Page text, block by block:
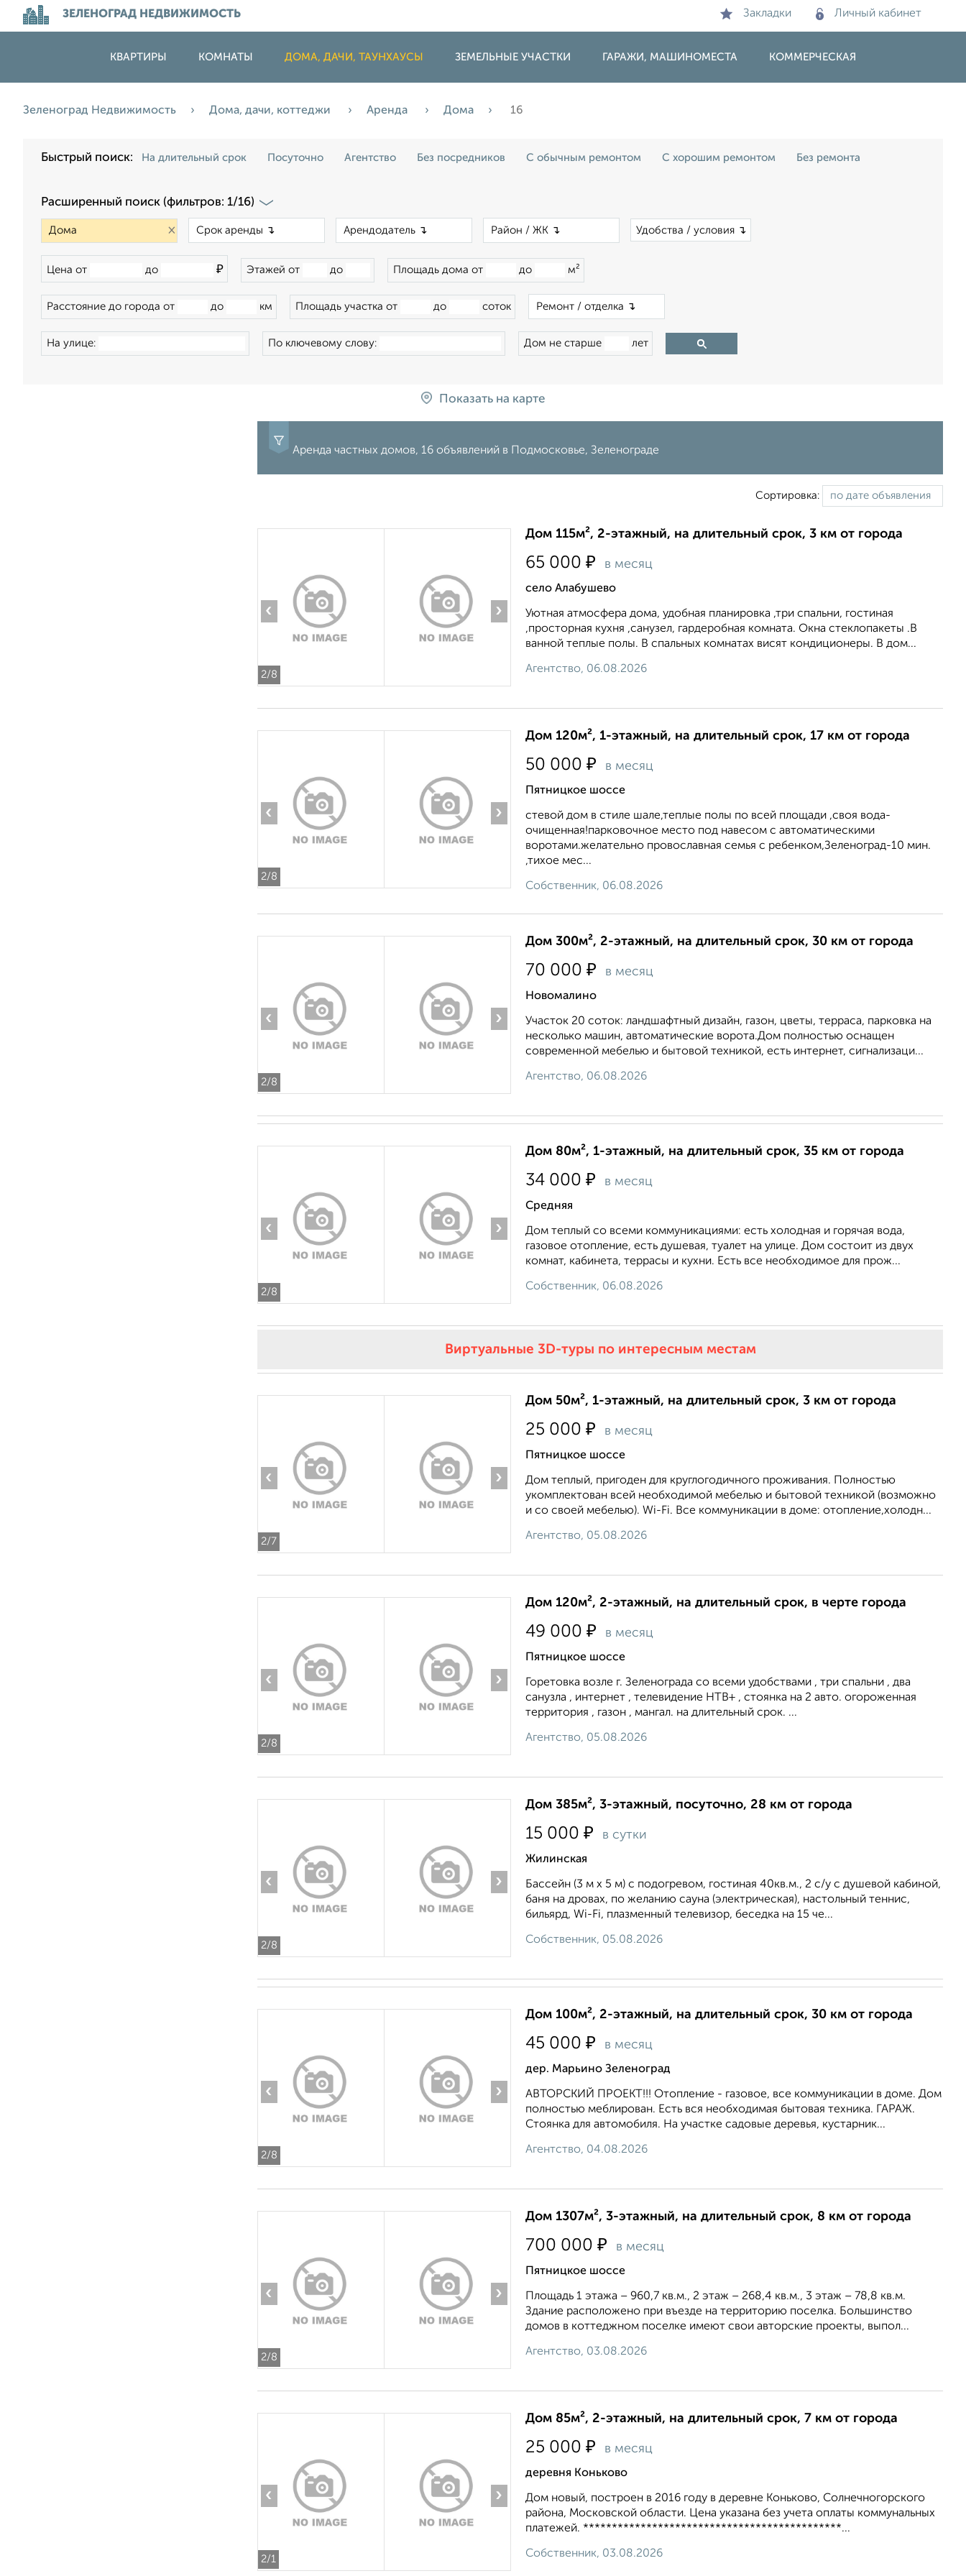
ЗЕЛЕНОГРАД НЕДВИЖИМОСТЬ Закладки Личный кабинет
КВАРТИРЫ КОМНАТЫ ДОМА, ДАЧИ, ТАУНХАУСЫ ЗЕМЕЛЬНЫЕ УЧАСТКИ ГАРАЖИ, МАШИНОМЕСТА КОММЕРЧЕСКАЯ
Зеленоград Недвижимость Дома, дачи, коттеджи Аренда Дома 16
Быстрый поиск: На длительный срок Посуточно Агентство Без посредников С обычным ремонтом С хорошим ремонтом Без ремонта
Расширенный поиск (фильтров: 1/16)
× Удобства / условия ↴
Цена от до ₽ Этажей от до Площадь дома от до м²
Расстояние до города от до км Площадь участка от до соток
На улице: По ключевому слову: Дом не старше лет
Показать на карте
Аренда частных домов, 16 объявлений в Подмосковье, Зеленограде
Сортировка:
2/8
‹ ›
Дом 115м², 2-этажный, на длительный срок, 3 км от города
65 000 ₽ в месяц
село Алабушево
Уютная атмосфера дома, удобная планировка ,три спальни, гостиная
,просторная кухня ,санузел, гардеробная комната. Окна стеклопакеты .В
ванной теплые полы. В спальных комнатах висят кондиционеры. В дом...
Агентство, 06.08.2026
2/8
‹ ›
Дом 120м², 1-этажный, на длительный срок, 17 км от города
50 000 ₽ в месяц
Пятницкое шоссе
стевой дом в стиле шале,теплые полы по всей площади ,своя вода-
очищенная!парковочное место под навесом с автоматическими
воротами.желательно провославная семья с ребенком,Зеленоград-10 мин.
,тихое мес...
Собственник, 06.08.2026
2/8
‹ ›
Дом 300м², 2-этажный, на длительный срок, 30 км от города
70 000 ₽ в месяц
Новомалино
Участок 20 соток: ландшафтный дизайн, газон, цветы, терраса, парковка на
несколько машин, автоматические ворота.Дом полностью оснащен
современной мебелью и бытовой техникой, есть интернет, сигнализаци...
Агентство, 06.08.2026
2/8
‹ ›
Дом 80м², 1-этажный, на длительный срок, 35 км от города
34 000 ₽ в месяц
Средняя
Дом теплый со всеми коммуникациями: есть холодная и горячая вода,
газовое отопление, есть душевая, туалет на улице. Дом состоит из двух
комнат, кабинета, террасы и кухни. Есть все необходимое для прож...
Собственник, 06.08.2026
Виртуальные 3D-туры по интересным местам
2/7
‹ ›
Дом 50м², 1-этажный, на длительный срок, 3 км от города
25 000 ₽ в месяц
Пятницкое шоссе
Дом теплый, пригоден для круглогодичного проживания. Полностью
укомплектован всей необходимой мебелью и бытовой техникой (возможно
и со своей мебелью). Wi-Fi. Все коммуникации в доме: отопление,холодн...
Агентство, 05.08.2026
2/8
‹ ›
Дом 120м², 2-этажный, на длительный срок, в черте города
49 000 ₽ в месяц
Пятницкое шоссе
Горетовка возле г. Зеленограда со всеми удобствами , три спальни , два
санузла , интернет , телевидение НТВ+ , стоянка на 2 авто. огороженная
территория , газон , мангал. на длительный срок. ...
Агентство, 05.08.2026
2/8
‹ ›
Дом 385м², 3-этажный, посуточно, 28 км от города
15 000 ₽ в сутки
Жилинская
Бассейн (3 м х 5 м) с подогревом, гостиная 40кв.м., 2 с/у с душевой кабиной,
баня на дровах, по желанию сауна (электрическая), настольный теннис,
бильярд, Wi-Fi, плазменный телевизор, беседка на 15 че...
Собственник, 05.08.2026
2/8
‹ ›
Дом 100м², 2-этажный, на длительный срок, 30 км от города
45 000 ₽ в месяц
дер. Марьино Зеленоград
АВТОРСКИЙ ПРОЕКТ!!! Отопление - газовое, все коммуникации в доме. Дом
полностью меблирован. Есть вся необходимая бытовая техника. ГАРАЖ.
Стоянка для автомобиля. На участке садовые деревья, кустарник...
Агентство, 04.08.2026
2/8
‹ ›
Дом 1307м², 3-этажный, на длительный срок, 8 км от города
700 000 ₽ в месяц
Пятницкое шоссе
Площадь 1 этажа – 960,7 кв.м., 2 этаж – 268,4 кв.м., 3 этаж – 78,8 кв.м.
Здание расположено при въезде на территорию поселка. Большинство
домов в коттеджном поселке имеют свои авторские проекты, выпол...
Агентство, 03.08.2026
2/1
‹ ›
Дом 85м², 2-этажный, на длительный срок, 7 км от города
25 000 ₽ в месяц
деревня Коньково
Дом новый, построен в 2016 году в деревне Коньково, Солнечногорского
района, Московской области. Цена указана без учета оплаты коммунальных
платежей. *********************************************...
Собственник, 03.08.2026